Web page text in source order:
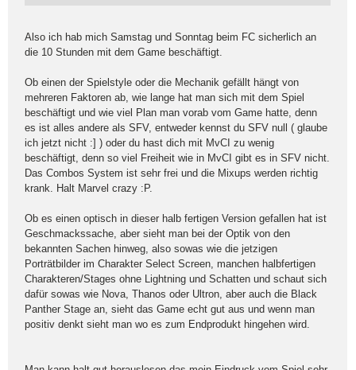
Also ich hab mich Samstag und Sonntag beim FC sicherlich an
die 10 Stunden mit dem Game beschäftigt.
Ob einen der Spielstyle oder die Mechanik gefällt hängt von
mehreren Faktoren ab, wie lange hat man sich mit dem Spiel
beschäftigt und wie viel Plan man vorab vom Game hatte, denn
es ist alles andere als SFV, entweder kennst du SFV null ( glaube
ich jetzt nicht :] ) oder du hast dich mit MvCI zu wenig
beschäftigt, denn so viel Freiheit wie in MvCI gibt es in SFV nicht.
Das Combos System ist sehr frei und die Mixups werden richtig
krank. Halt Marvel crazy :P.
Ob es einen optisch in dieser halb fertigen Version gefallen hat ist
Geschmackssache, aber sieht man bei der Optik von den
bekannten Sachen hinweg, also sowas wie die jetzigen
Porträtbilder im Charakter Select Screen, manchen halbfertigen
Charakteren/Stages ohne Lightning und Schatten und schaut sich
dafür sowas wie Nova, Thanos oder Ultron, aber auch die Black
Panther Stage an, sieht das Game echt gut aus und wenn man
positiv denkt sieht man wo es zum Endprodukt hingehen wird.